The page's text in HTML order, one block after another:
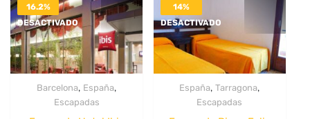
16.2%
DESACTIVADO
Barcelona, España,
Escapadas
14%
DESACTIVADO
España,Tarragona,
Escapadas